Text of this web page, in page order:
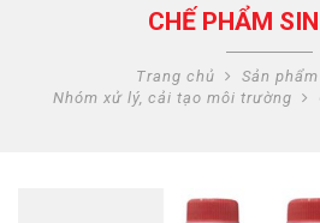
CHẾ PHẨM
Trang chủ
Sản
Nhóm xử lý, cải tạo môi trường